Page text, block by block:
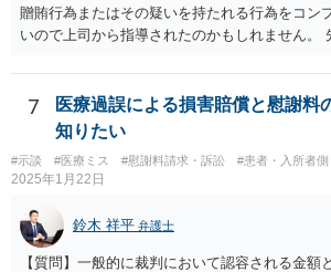
贈賄行為またはその疑いを持たれる行為をコン
いので上司から指導されたのかもしれません。
7
医療過誤による損害賠償と慰謝料
知りたい
#示談 #医療ミス #慰謝料請求・訴訟 #患者・入所者側
2025年1月22日
鈴木 祥平 弁護士
【質問】一般的に裁判において認容される金額